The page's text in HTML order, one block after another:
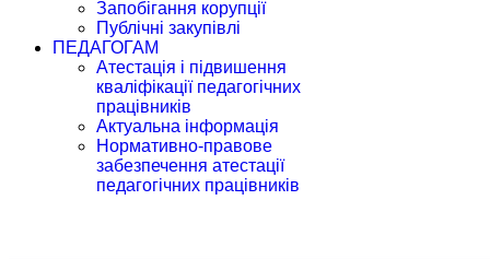
Запобігання корупції
Публічні закупівлі
ПЕДАГОГАМ
Атестація і підвишення
кваліфікації педагогічних
працівників
Актуальна інформація
Нормативно-правове
забезпечення атестації
педагогічних працівників